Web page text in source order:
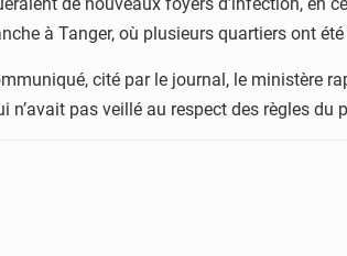
à Tanger, où plusieurs quartiers ont
cité par le journal, le ministère
n’avait pas veillé au respect des règles du